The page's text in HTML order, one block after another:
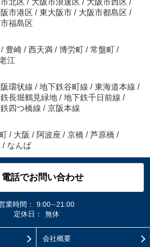
北区 / 大阪市浪速区 / 大阪市西区 /
市港区 / 東大阪市 / 大阪市都島区 /
福島区
/ 豊崎 / 西天満 / 博労町 / 常盤町 /
江
環状線 / 地下鉄谷町線 / 東海道本線 /
長堀鶴見緑地 / 地下鉄千日前線 /
四つ橋線 / 京阪本線
/ 大阪 / 阿波座 / 京橋 / 芦原橋 /
/ なんば
電話でお問い合わせ
業時間：
9:00∼21:00
定休日：
無休
会社概要